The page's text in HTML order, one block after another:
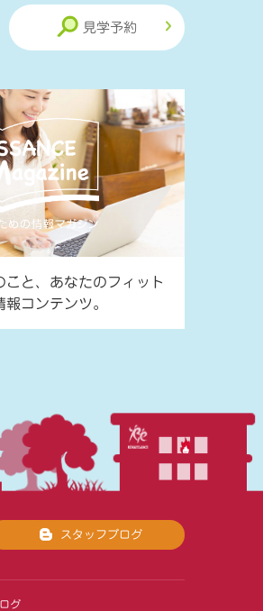
見学予約
と、あなたのフィット
コンテンツ。
スタッフブログ
グ